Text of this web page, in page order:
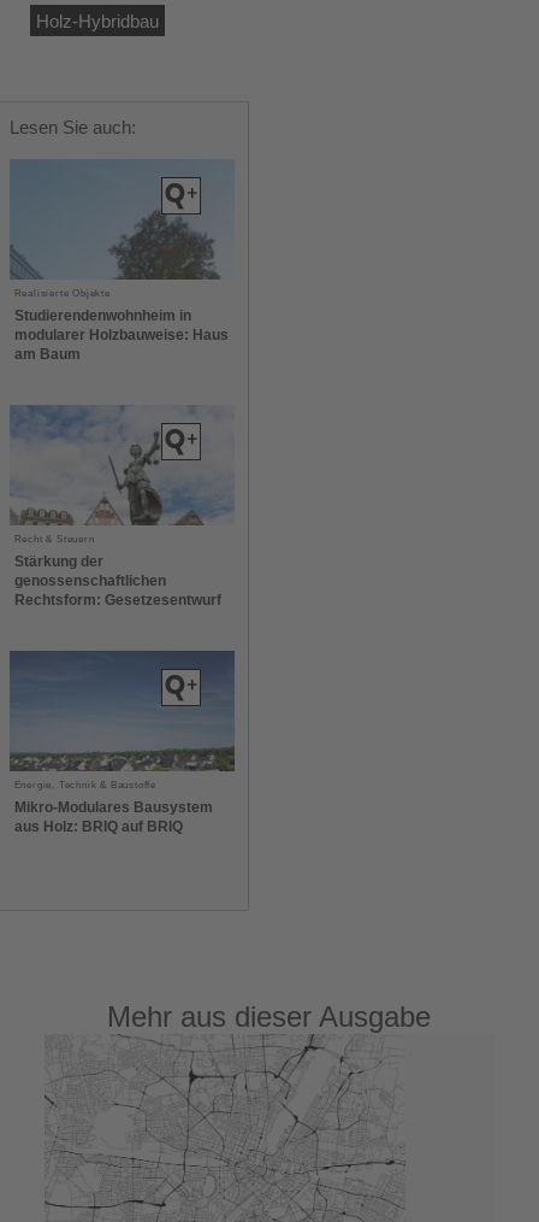
Holz-Hybridbau
Lesen Sie auch:
Realisierte Objekte
Studierendenwohnheim in
modularer Holzbauweise: Haus
am Baum
Recht & Steuern
Stärkung der
genossenschaftlichen
Rechtsform: Gesetzesentwurf
Energie, Technik & Baustoffe
Mikro-Modulares Bausystem
aus Holz: BRIQ auf BRIQ
Mehr aus dieser Ausgabe